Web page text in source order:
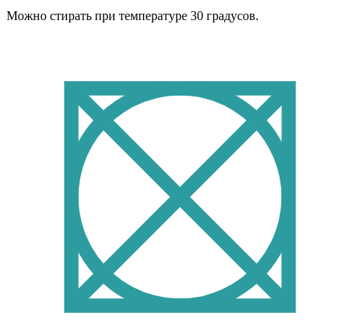
Можно стирать при температуре 30 градусов.